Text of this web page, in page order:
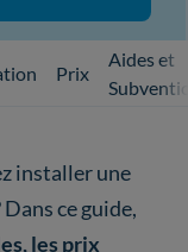
Prix
Aides et
installer une
ce guide,
les prix